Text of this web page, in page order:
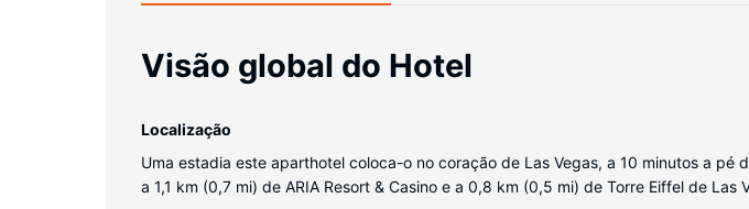
Visão global do Hotel
Localização
Uma estadia este aparthotel coloca-o no coração de Las Vegas, a 10 minutos a
a 1,1 km (0,7 mi) de ARIA Resort & Casino e a 0,8 km (0,5 mi) de Torre Eiffel de Las